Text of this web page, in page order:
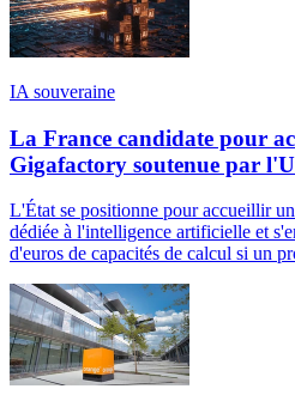
IA souveraine
La France candidate pour
Gigafactory soutenue par
L'État se positionne pour accueillir
dédiée à l'intelligence artificielle et
d'euros de capacités de calcul si un